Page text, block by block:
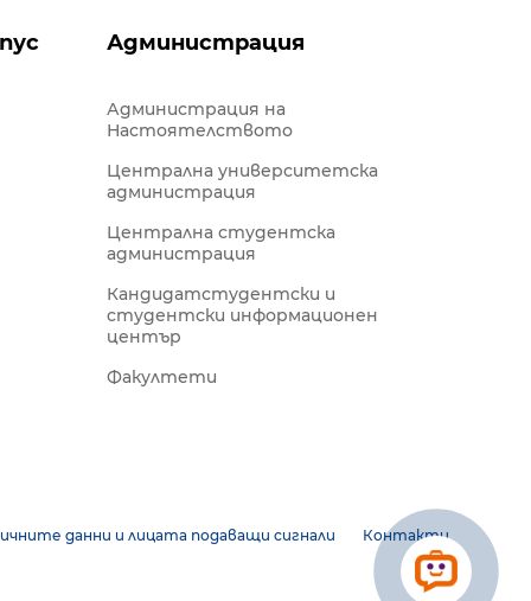
Администрация
Администрация на
Настоятелството
Централна университетска
администрация
Централна студентска
администрация
Кандидатстудентски и
студентски информационен
център
Факултети
данни и лицата подаващи сигнали Контакти